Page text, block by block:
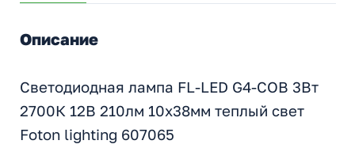
Описание
Светодиодная лампа FL-LED G4-COB 3Вт
2700К 12В 210лм 10x38мм теплый свет
Foton lighting 607065